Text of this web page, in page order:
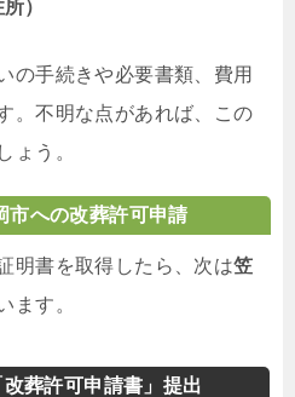
）
の手続きや必要書類、費用
。不明な点があれば、この
ょう。
市への改葬許可申請
明書を取得したら、次は笠
ます。
葬許可申請書」提出